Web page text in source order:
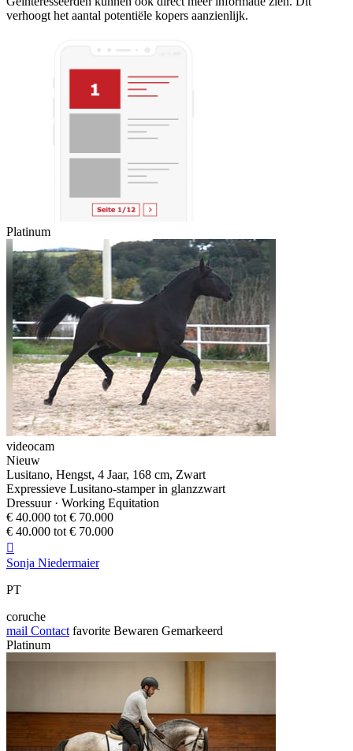
verhoogt het aantal potentiële kopers aanzienlijk.
Platinum
videocam
Nieuw
Lusitano, Hengst, 4 Jaar, 168 cm, Zwart
Expressieve Lusitano-stamper in glanzzwart
Dressuur · Working Equitation
€ 40.000 tot € 70.000
€ 40.000 tot € 70.000

Sonja Niedermaier
PT
coruche
mail Contact favorite Bewaren Gemarkeerd
Platinum